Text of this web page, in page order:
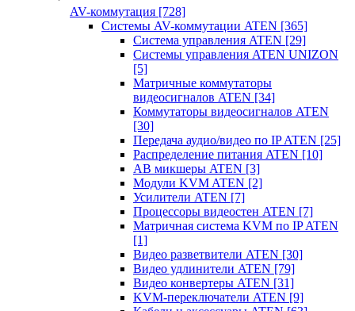
AV-коммутация [728]
Системы AV-коммутации ATEN [365]
Система управления ATEN [29]
Системы управления ATEN UNIZON
[5]
Матричные коммутаторы
видеосигналов ATEN [34]
Коммутаторы видеосигналов ATEN
[30]
Передача аудио/видео по IP ATEN [25]
Распределение питания ATEN [10]
АВ микшеры ATEN [3]
Модули KVM ATEN [2]
Усилители ATEN [7]
Процессоры видеостен ATEN [7]
Матричная система KVM по IP ATEN
[1]
Видео разветвители ATEN [30]
Видео удлинители ATEN [79]
Видео конвертеры ATEN [31]
KVM-переключатели ATEN [9]